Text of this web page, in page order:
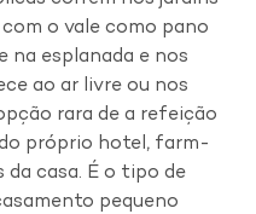
o vale como pano
na esplanada e nos
ao ar livre ou nos
rara de a refeição
próprio hotel, farm-
casa. É o tipo de
pequeno